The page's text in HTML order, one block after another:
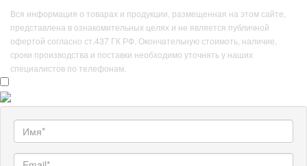
Вся информация о товарах и продукции, размещенная на этом сайте,
представлена в ознакомительных целях и не является публичной
офертой согласно ст.437 ГК РФ. Окончательную стоимоть, наличие,
сроки производства и поставки необходимо уточнять у наших
специалистов по телефонам.